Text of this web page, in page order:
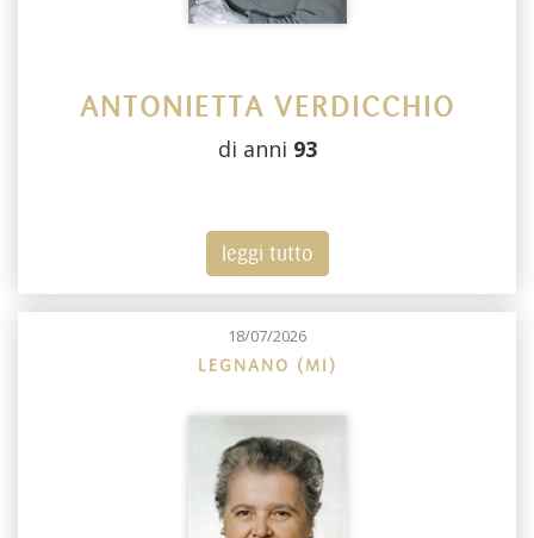
ANTONIETTA VERDICCHIO
di anni 93
leggi tutto
18/07/2026
LEGNANO (MI)